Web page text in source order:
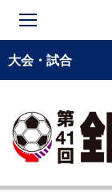
大会・試合